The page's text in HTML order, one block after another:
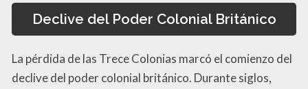
Declive del Poder Colonial Británico
La pérdida de las Trece Colonias marcó el comienzo del
declive del poder colonial británico. Durante siglos,